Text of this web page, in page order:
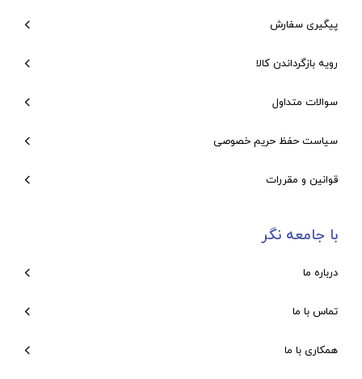
پیگیری سفارش
رویه بازگرداندن کالا
سوالات متداول
سیاست حفظ حریم خصوصی
قوانین و مقررات
با جامعه نگر
درباره ما
تماس با ما
همکاری با ما